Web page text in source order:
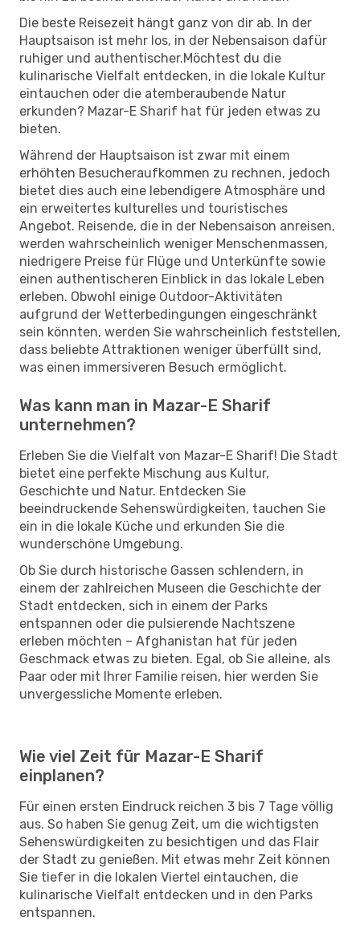
Die beste Reisezeit hängt ganz von dir ab. In der
Hauptsaison ist mehr los, in der Nebensaison dafür
ruhiger und authentischer.Möchtest du die
kulinarische Vielfalt entdecken, in die lokale Kultur
eintauchen oder die atemberaubende Natur
erkunden? Mazar-E Sharif hat für jeden etwas zu
bieten.
Während der Hauptsaison ist zwar mit einem
erhöhten Besucheraufkommen zu rechnen, jedoch
bietet dies auch eine lebendigere Atmosphäre und
ein erweitertes kulturelles und touristisches
Angebot. Reisende, die in der Nebensaison anreisen,
werden wahrscheinlich weniger Menschenmassen,
niedrigere Preise für Flüge und Unterkünfte sowie
einen authentischeren Einblick in das lokale Leben
erleben. Obwohl einige Outdoor-Aktivitäten
aufgrund der Wetterbedingungen eingeschränkt
sein könnten, werden Sie wahrscheinlich feststellen,
dass beliebte Attraktionen weniger überfüllt sind,
was einen immersiveren Besuch ermöglicht.
Was kann man in Mazar-E Sharif
unternehmen?
Erleben Sie die Vielfalt von Mazar-E Sharif! Die Stadt
bietet eine perfekte Mischung aus Kultur,
Geschichte und Natur. Entdecken Sie
beeindruckende Sehenswürdigkeiten, tauchen Sie
ein in die lokale Küche und erkunden Sie die
wunderschöne Umgebung.
Ob Sie durch historische Gassen schlendern, in
einem der zahlreichen Museen die Geschichte der
Stadt entdecken, sich in einem der Parks
entspannen oder die pulsierende Nachtszene
erleben möchten – Afghanistan hat für jeden
Geschmack etwas zu bieten. Egal, ob Sie alleine, als
Paar oder mit Ihrer Familie reisen, hier werden Sie
unvergessliche Momente erleben.
Wie viel Zeit für Mazar-E Sharif
einplanen?
Für einen ersten Eindruck reichen 3 bis 7 Tage völlig
aus. So haben Sie genug Zeit, um die wichtigsten
Sehenswürdigkeiten zu besichtigen und das Flair
der Stadt zu genießen. Mit etwas mehr Zeit können
Sie tiefer in die lokalen Viertel eintauchen, die
kulinarische Vielfalt entdecken und in den Parks
entspannen.